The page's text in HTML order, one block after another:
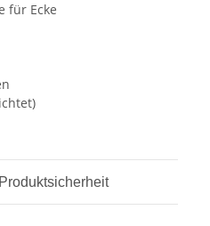
für Ecke